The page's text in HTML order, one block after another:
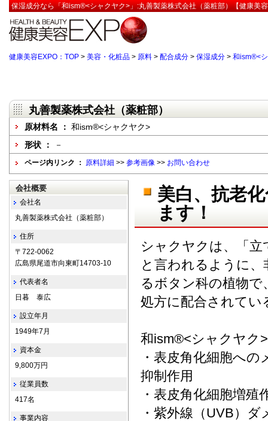
保湿成分なら「和ism®<シャクヤク>」:丸善製薬株式会社（薬粧部）【健康美
健康美容EXPO：TOP > 美容・化粧品 > 原料 > 配合成分 > 保湿成分 > 和ism®<
丸善製薬株式会社（薬粧部）
原材料名 ： 和ism®<シャクヤク>
形状 ：
－
ページ内リンク ： 原料詳細 >> 参考画像 >> お問い合わせ
美白、抗老
ます！
シャクヤクは、「立
と言われるように
るボタン科の植物
処方に配合されてい
和ism®<シャクヤク
・表皮角化細胞へ
抑制作用
・表皮角化細胞増殖
・紫外線（UVB）
会社概要
会社名
丸善製薬株式会社（薬粧部）
住所
〒722-0062
広島県尾道市向東町14703-10
代表者名
日暮 泰広
設立年月
1949年7月
資本金
9,800万円
従業員数
417名
事業内容